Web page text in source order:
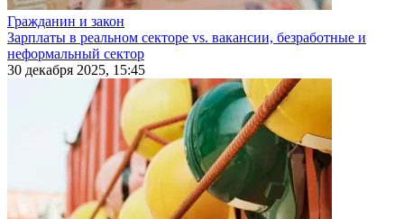
Гражданин и закон
Зарплаты в реальном секторе vs. вакансии, безработные и
неформальный сектор
30 декабря 2025, 15:45